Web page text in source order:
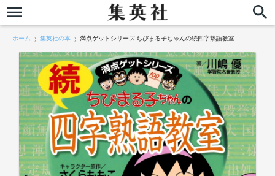
ホーム 集英社の本 満点ゲットシリーズ ちびまる子ちゃんの続四字熟語教室